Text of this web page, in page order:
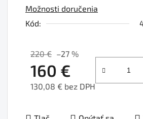
0,0
z
hviezdičiek.
Možnosti doručenia
Kód:
220 € –27 %
160 €
130,08 € bez DPH